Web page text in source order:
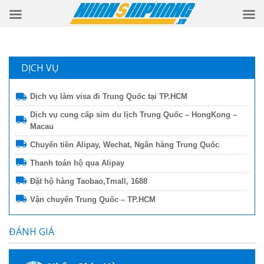
DỊCH VỤ
Dịch vụ làm visa đi Trung Quốc tại TP.HCM
Dịch vụ cung cấp sim du lịch Trung Quốc – HongKong –
Macau
Chuyển tiền Alipay, Wechat, Ngân hàng Trung Quốc
Thanh toán hộ qua Alipay
Đặt hộ hàng Taobao,Tmall, 1688
Vận chuyển Trung Quốc – TP.HCM
ĐÁNH GIÁ